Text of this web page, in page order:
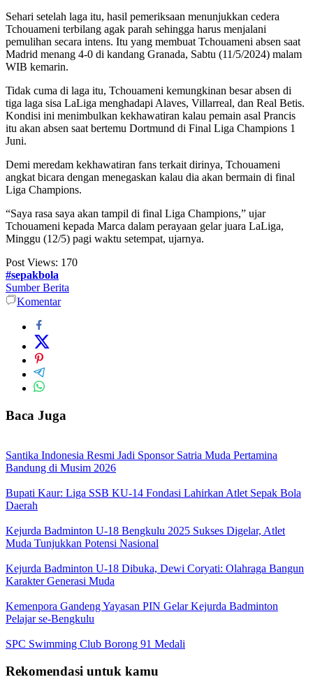
Sehari setelah laga itu, hasil pemeriksaan menunjukkan cedera
Tchouameni terbilang agak parah sehingga harus menjalani
pemulihan secara intens. Itu yang membuat Tchouameni absen saat
Madrid menang 4-0 di kandang Granada, Sabtu (11/5/2024) malam
WIB kemarin.
Tidak cuma di laga itu, Tchouameni kemungkinan besar absen di
tiga laga sisa LaLiga menghadapi Alaves, Villarreal, dan Real Betis.
Kondisi ini menimbulkan kekhawatiran kalau pemain asal Prancis
itu akan absen saat bertemu Dortmund di Final Liga Champions 1
Juni.
Demi meredam kekhawatiran fans terkait dirinya, Tchouameni
angkat bicara dengan menegaskan kalau dia akan bermain di final
Liga Champions.
“Saya rasa saya akan tampil di final Liga Champions,” ujar
Tchouameni kepada Marca dalam perayaan gelar juara LaLiga,
Minggu (12/5) pagi waktu setempat, ujarnya.
Post Views: 170
#sepakbola
Sumber Berita
Komentar
Baca Juga
Santika Indonesia Resmi Jadi Sponsor Satria Muda Pertamina
Bandung di Musim 2026
Bupati Kaur: Liga SSB KU-14 Fondasi Lahirkan Atlet Sepak Bola
Daerah
Kejurda Badminton U-18 Bengkulu 2025 Sukses Digelar, Atlet
Muda Tunjukkan Potensi Nasional
Kejurda Badminton U-18 Dibuka, Dewi Coryati: Olahraga Bangun
Karakter Generasi Muda
Kemenpora Gandeng Yayasan PIN Gelar Kejurda Badminton
Pelajar se-Bengkulu
SPC Swimming Club Borong 91 Medali
Rekomendasi untuk kamu